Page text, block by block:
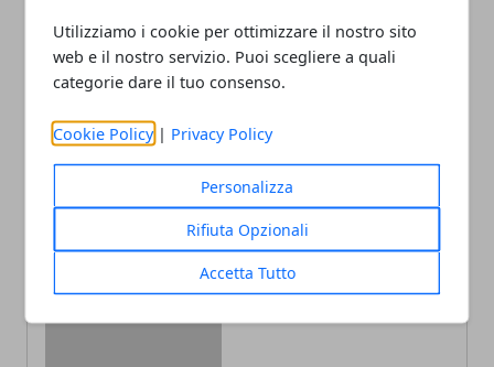
Utilizziamo i cookie per ottimizzare il nostro sito
web e il nostro servizio. Puoi scegliere a quali
categorie dare il tuo consenso.
Cookie Policy | Privacy Policy
Personalizza
Rifiuta Opzionali
Accetta Tutto
Facebook
TwitterWhatsapp
Articolo Precedente Articolo Successivo